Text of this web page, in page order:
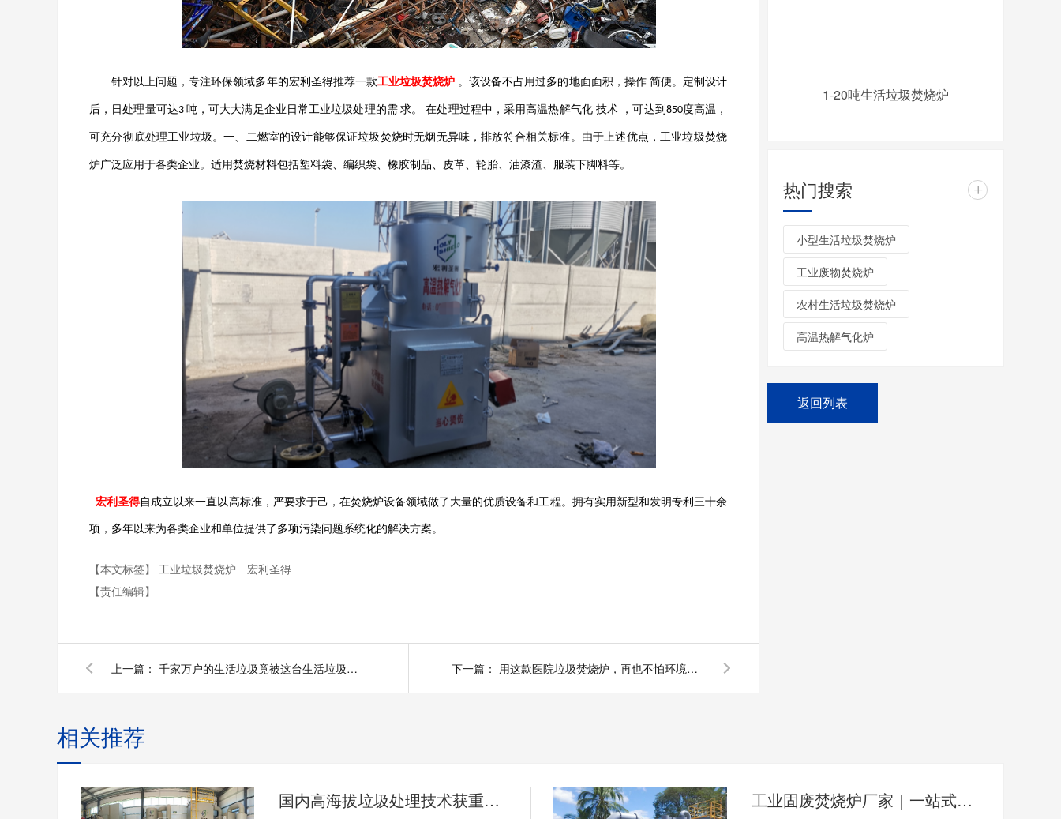
针对以上问题，专注环保领域多年的宏利圣得推荐一款工业垃圾焚烧炉 。该设备不占用过多的地面面积，操作 简便 。定制设计
后，日处理量可达3 吨，可大大满足企业日常工业垃圾处理的需 求。 在处理过程中，采用高温热解气化 技术 ，可达到 850度高温，
可充分彻底处理工业垃圾。一、二燃室的设计能够保证垃圾焚烧时无烟无异味，排放符合相关标准。由于上述优点，工业垃圾焚烧
炉广泛应用于各类企业。适用焚烧材料包括塑料袋、编织袋、橡胶制品、皮革、轮胎、油漆渣、服装下脚料等。
宏利圣得自成立以来一直以高标准，严要求于己，在焚烧炉设备领域做了大量的优质设备和工程。拥有实用新型和发明专利三十余
项，多年以来为各类企业和单位提供了多项污染问题系统化的解决方案。
【本文标签】 工业垃圾焚烧炉
宏利圣得
【责任编辑】
上一篇： 千家万户的生活垃圾竟被这台生活垃圾焚烧炉轻松搞定了 下一篇： 用这款医院垃圾焚烧炉，再也不怕环境污染啦
1-20吨生活垃圾焚烧炉
热门搜索 +
小型生活垃圾焚烧炉
工业废物焚烧炉
农村生活垃圾焚烧炉
高温热解气化炉
返回列表
相关推荐
国内高海拔垃圾处理技术获重大突破，青海生活垃圾处理项目树行业新标杆 工业固废焚烧炉厂家｜一站式出口工业垃圾焚烧炉烟气检测环保达标